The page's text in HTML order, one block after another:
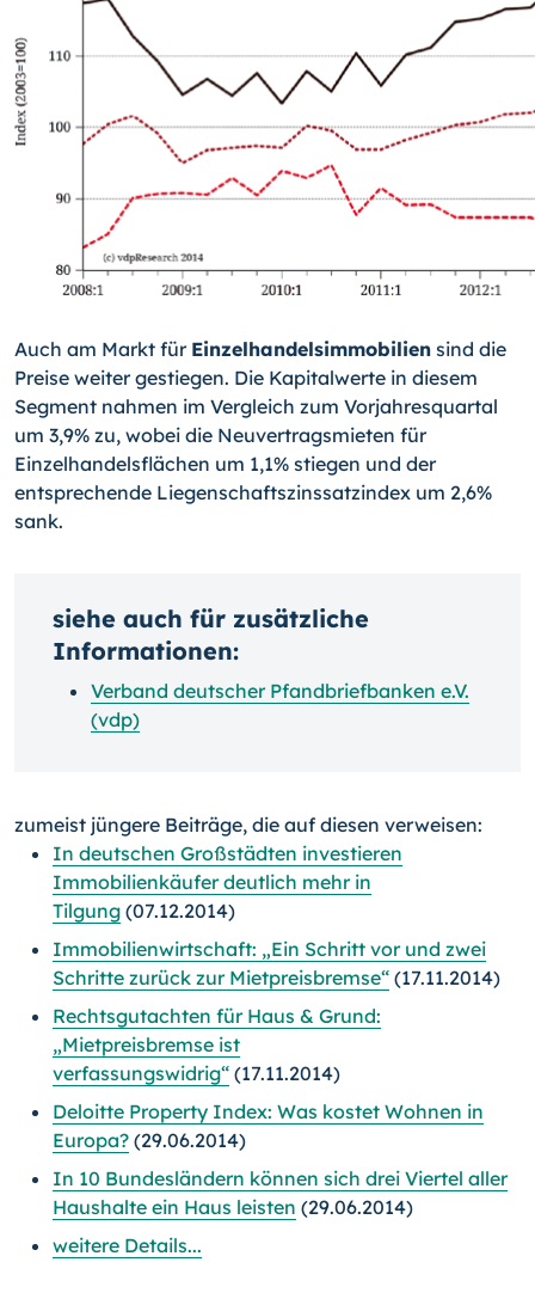
Auch am Markt für Einzelhandelsimmobilien sind die
Preise weiter gestiegen. Die Kapitalwerte in diesem
Segment nahmen im Vergleich zum Vorjahresquartal
um 3,9% zu, wobei die Neuvertragsmieten für
Einzelhandelsflächen um 1,1% stiegen und der
entsprechende Liegenschaftszinssatzindex um 2,6%
sank.
siehe auch für zusätzliche
Informationen:
Verband deutscher Pfandbriefbanken e.V.
(vdp)
zumeist jüngere Beiträge, die auf diesen verweisen:
In deutschen Großstädten investieren
Immobilienkäufer deutlich mehr in
Tilgung (07.12.2014)
Immobilienwirtschaft: „Ein Schritt vor und zwei
Schritte zurück zur Mietpreisbremse“ (17.11.2014)
Rechtsgutachten für Haus & Grund:
„Mietpreisbremse ist
verfassungswidrig“ (17.11.2014)
Deloitte Property Index: Was kostet Wohnen in
Europa? (29.06.2014)
In 10 Bundesländern können sich drei Viertel aller
Haushalte ein Haus leisten (29.06.2014)
weitere Details...